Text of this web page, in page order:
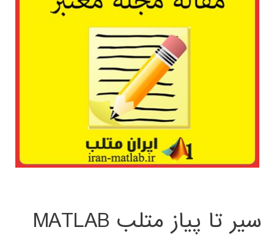
سیر تا پیاز متلب MATLAB